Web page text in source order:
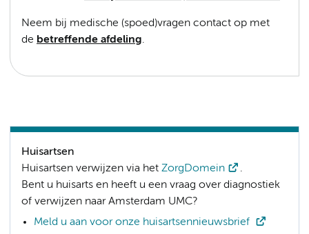
Neem bij medische (spoed)vragen contact op met
de betreffende afdeling.
Huisartsen
Huisartsen verwijzen via het ZorgDomein
.
Bent u huisarts en heeft u een vraag over diagnostiek
of verwijzen naar Amsterdam UMC?
Meld u aan voor onze huisartsennieuwsbrief